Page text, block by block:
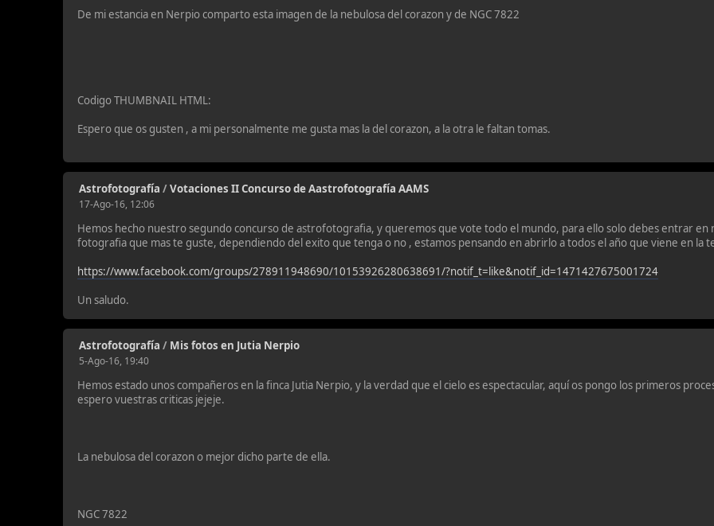
De mi estancia en Nerpio comparto esta imagen de la nebulosa del corazon y de NGC 7822
Codigo THUMBNAIL HTML:
Espero que os gusten , a mi personalmente me gusta mas la del corazon, a la otra le faltan tomas.
Astrofotografía /Votaciones II Concurso de Aastrofotografía AAMS
17-Ago-16, 12:06
Hemos hecho nuestro segundo concurso de astrofotografia, y queremos que vote todo el mundo, para ello solo debes entrar
fotografia que mas te guste, dependiendo del exito que tenga o no , estamos pensando en abrirlo a todos el año que viene en la
https://www.facebook.com/groups/278911948690/10153926280638691/?notif_t=like&notif_id=1471427675001724
Un saludo.
Astrofotografía / Mis fotos en Jutia Nerpio
5-Ago-16, 19:40
Hemos estado unos compañeros en la finca Jutia Nerpio, y la verdad que el cielo es espectacular, aquí os pongo los primeros
espero vuestras criticas jejeje.
La nebulosa del corazon o mejor dicho parte de ella.
NGC 7822